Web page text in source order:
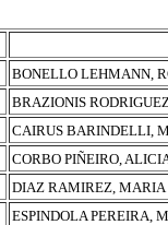
BONELLO LEHMANN,
BRAZIONIS
CAIRUS BARINDELLI,
CORBO PIÑEIRO,
DIAZ RAMIREZ, MARIA
ESPINDOLA PEREIRA,